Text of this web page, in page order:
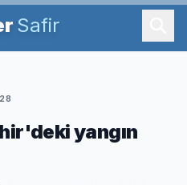
Safir
yangın